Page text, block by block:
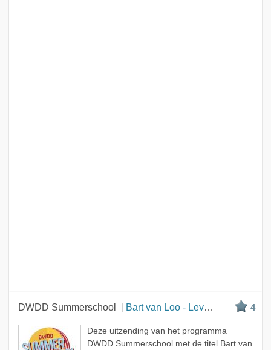
DWDD Summerschool Bart van Loo - Leven als een Bourgondiër 4
Deze uitzending van het programma
DWDD Summerschool met de titel Bart van